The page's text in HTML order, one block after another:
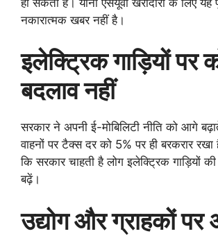
नकारात्मक खबर नहीं है।
इलेक्ट्रिक गाड़ियों पर
बदलाव नहीं
सरकार ने अपनी ई-मोबिलिटी नीति को आगे
वाहनों पर टैक्स दर को 5% पर ही बरकरार
कि सरकार चाहती है लोग इलेक्ट्रिक गाड़ियों
बढ़ें।
उद्योग और ग्राहकों